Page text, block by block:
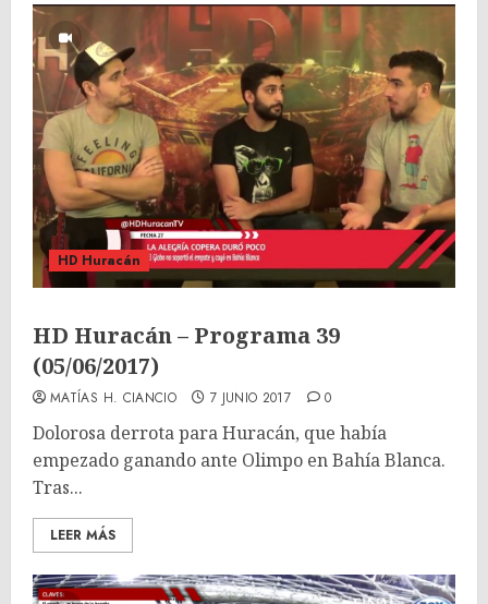
HD Huracán
HD Huracán – Programa 39
(05/06/2017)
MATÍAS H. CIANCIO 7 JUNIO 2017 0
Dolorosa derrota para Huracán, que había
empezado ganando ante Olimpo en Bahía Blanca.
Tras...
LEER MÁS